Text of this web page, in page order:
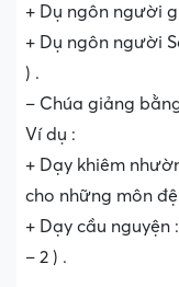
+ Dụ ngôn người
+ Dụ ngôn người
) .
– Chúa giảng
Ví dụ :
+ Dạy khiêm
cho những môn đệ
+ Dạy cầu nguyện
– 2 ) .